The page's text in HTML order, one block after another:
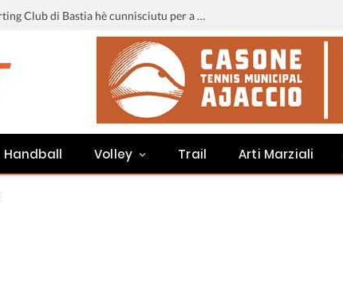
Liga 3 : u calendariu di u Sporting Club di Bastia hè cunnisciutu per a staghjoni 2026-2027
Handball Volley Trail Arti Marziali